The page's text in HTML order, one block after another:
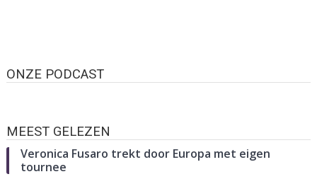
ONZE PODCAST
MEEST GELEZEN
Veronica Fusaro trekt door Europa met eigen
tournee